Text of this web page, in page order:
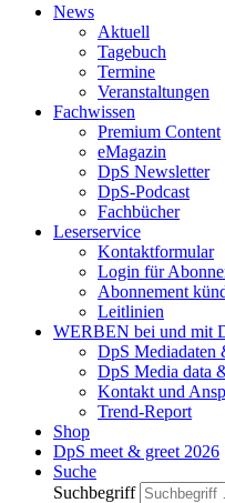
News
Aktuell
Tagebuch
Termine
Veranstaltungen
Fachwissen
Premium Content
eMagazin
DpS Newsletter
DpS-Podcast
Fachbücher
Leserservice
Kontaktformular
Login für
Abonnement
Leitlinien
WERBEN bei und mit
DpS Mediadaten
DpS Media data
Kontakt und
Trend-Report
Shop
DpS meet & greet 2026
Suche
Suchbegriff